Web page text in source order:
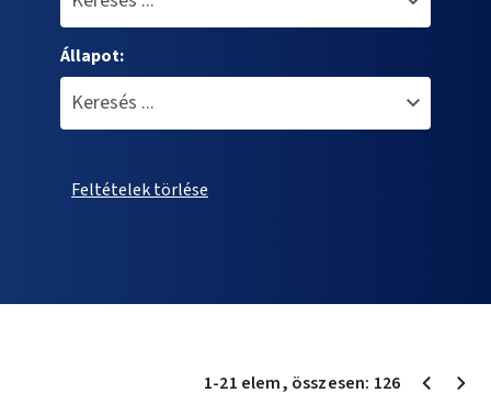
Állapot:
Feltételek törlése
1-21 elem, összesen: 126